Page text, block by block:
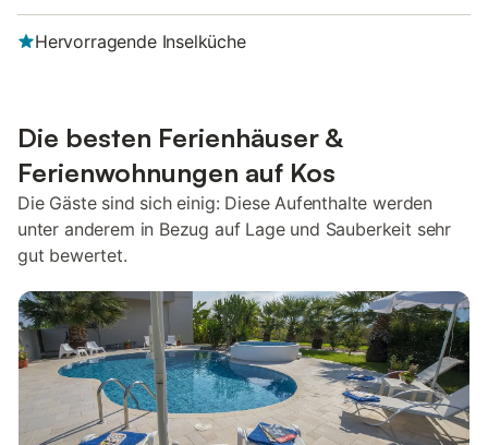
Hervorragende Inselküche
Die besten Ferienhäuser &
Ferienwohnungen auf Kos
Die Gäste sind sich einig: Diese Aufenthalte werden
unter anderem in Bezug auf Lage und Sauberkeit sehr
gut bewertet.